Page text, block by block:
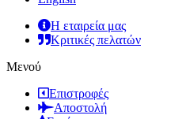
Η εταιρεία μας
Κριτικές πελατών
Μενού
Επιστροφές
Αποστολή